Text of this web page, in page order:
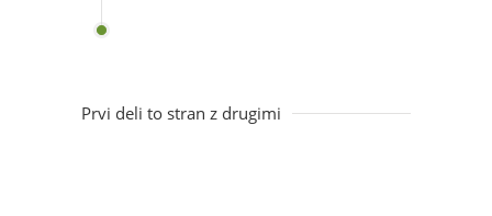
Prvi deli to stran z drugimi